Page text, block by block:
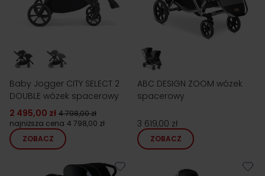
Baby Jogger CITY SELECT 2
DOUBLE wózek spacerowy
2 495,00 zł 4 798,00 zł
najniższa cena 4 798,00 zł
ZOBACZ
ABC DESIGN ZOOM wózek
spacerowy
3 619,00 zł
ZOBACZ